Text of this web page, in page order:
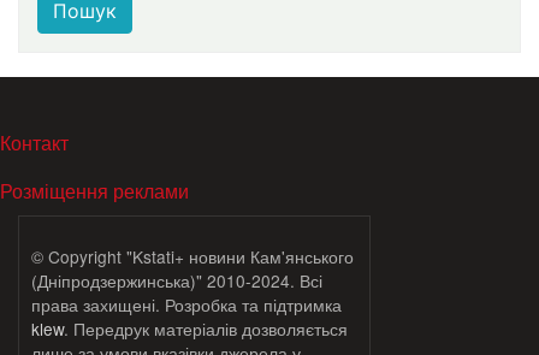
Пошук
МЕНЮ В ПОДВАЛЕ
Контакт
Розміщення реклами
© Copyright "Kstati+ новини Кам'янського
(Дніпродзержинська)" 2010-2024. Всі
права захищені. Розробка та підтримка
klew. Передрук матеріалів дозволяється